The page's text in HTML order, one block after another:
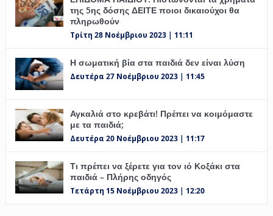
της 5ης δόσης ΔΕΙΤΕ ποιοι δικαιούχοι θα
πληρωθούν
Τρίτη 28 Νοέμβριου 2023 | 11:11
Η σωματική βία στα παιδιά δεν είναι λύση
Δευτέρα 27 Νοέμβριου 2023 | 11:45
Αγκαλιά στο κρεβάτι! Πρέπει να κοιμόμαστε
με τα παιδιά;
Δευτέρα 20 Νοέμβριου 2023 | 11:17
Τι πρέπει να ξέρετε για τον ιό Κοξάκι στα
παιδιά – Πλήρης οδηγός
Τετάρτη 15 Νοέμβριου 2023 | 12:20